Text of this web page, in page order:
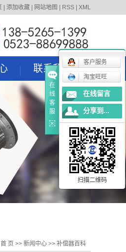
添加收藏 网站地图 RSS XML
联系我们
首 页 >> 新闻中心 >> 补偿器百科
在
线
客
服
客户服务
淘宝旺旺
在线留言
分享到...
扫描二维码